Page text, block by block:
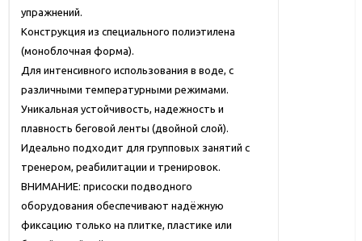
упражнений.
Конструкция из специального полиэтилена
(моноблочная форма).
Для интенсивного использования в воде, с
различными температурными режимами.
Уникальная устойчивость, надежность и
плавность беговой ленты (двойной слой).
Идеально подходит для групповых занятий с
тренером, реабилитации и тренировок.
ВНИМАНИЕ: присоски подводного
оборудования обеспечивают надёжную
фиксацию только на плитке, пластике или